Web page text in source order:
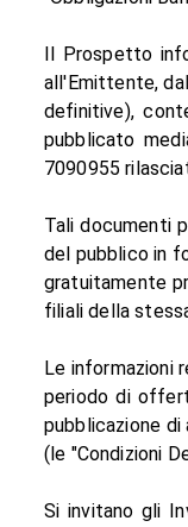
Il Prospetto
all'Emittente,
definitive),
pubblicato
7090955
Tali documenti
del pubblico in
gratuitamente
filiali della
Le informazioni
periodo di
pubblicazione
(le "Condizioni
Si invitano gli